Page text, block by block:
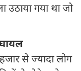
उठाया गया था जो
से ज्यादा लोग